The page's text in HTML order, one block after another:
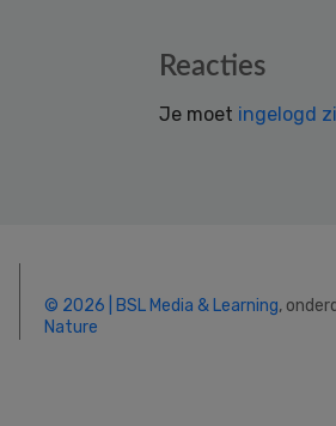
Reacties
Je moet ingelogd
© 2026 | BSL Media & Learning,
Nature